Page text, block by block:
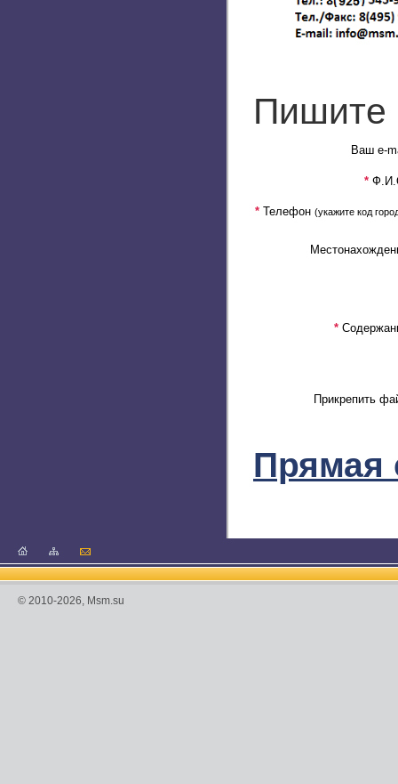
Пишите
Ваш e-
*
* Телефон (укажите код
*
Прикрепить
Прямая
© 2010-2026, Msm.su